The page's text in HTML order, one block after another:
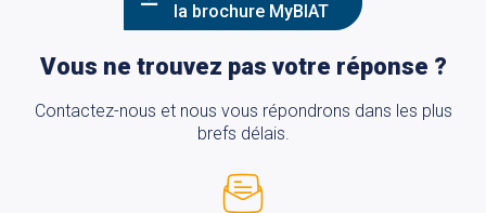
la brochure MyBIAT
Vous ne trouvez pas votre réponse ?
Contactez-nous et nous vous répondrons dans les plus
brefs délais.